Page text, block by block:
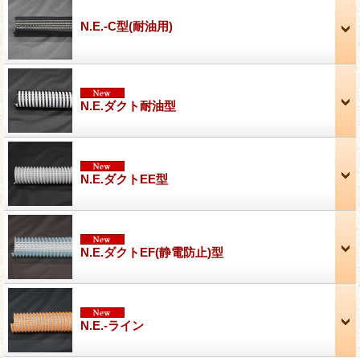
N.E.-C型(耐油用)
N.E.ダクト耐油型
N.E.ダクトEE型
N.E.ダクトEF(静電防止)型
N.E.-ライン